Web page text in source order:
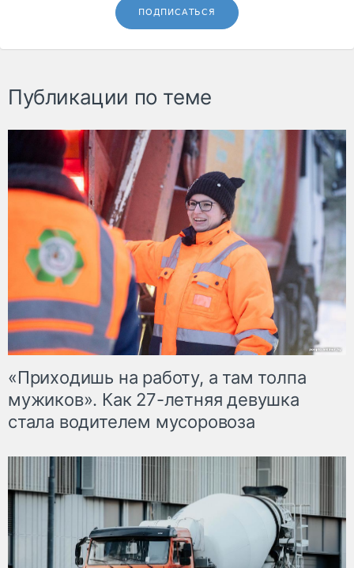
ПОДПИСАТЬСЯ
Публикации по теме
«Приходишь на работу, а там толпа
мужиков». Как 27-летняя девушка
стала водителем мусоровоза